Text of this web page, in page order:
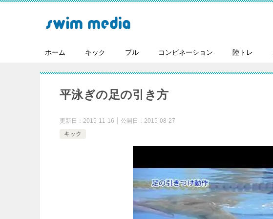
ホーム キック プル コンビネーション 陸トレ
平泳ぎの足の引き方
更新日： 2015-11-16 公開日： 2015-08-27
キック